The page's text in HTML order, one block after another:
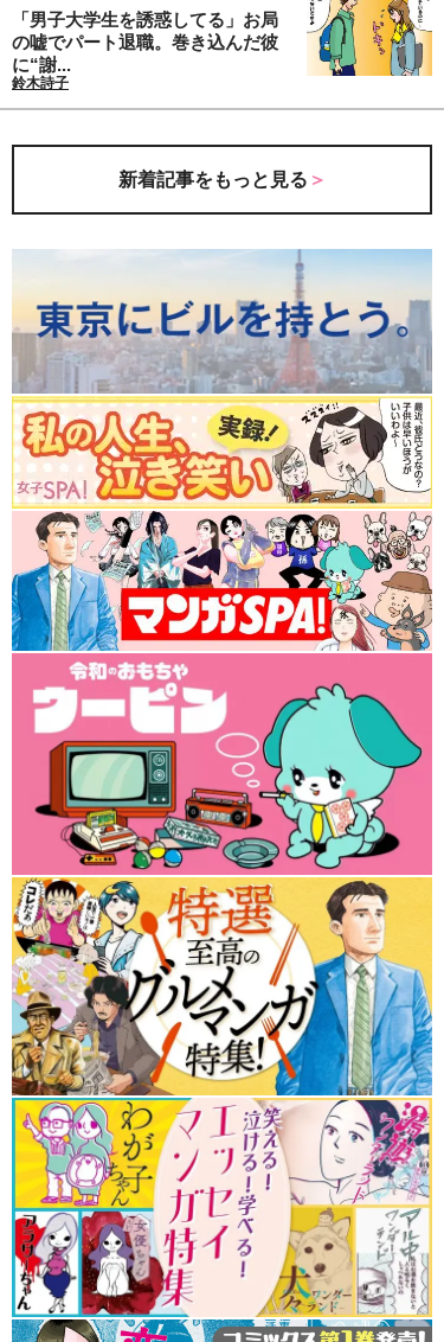
「男子大学生を誘惑してる」お局
の嘘でパート退職。巻き込んだ彼
に“謝...
鈴木詩子
新着記事をもっと見る